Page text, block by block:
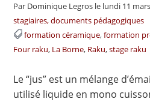
Par Dominique Legros le lundi 11
stagiaires, documents pédagogiques
formation céramique formation
Four raku La Borne Raku stage raku
Le “jus” est un mélange
utilisé liquide en mono